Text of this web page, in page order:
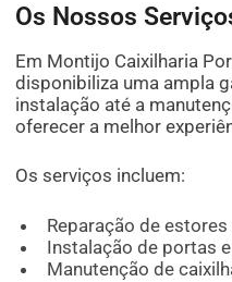
Os Nossos
Em Montijo Caixilharia
disponibiliza uma ampla
instalação até a
oferecer a melhor
Os serviços incluem:
Reparação de
Instalação de portas
Manutenção de